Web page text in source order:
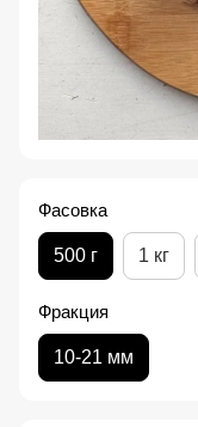
Фасовка
500 г 1 кг
Фракция
10-21 мм